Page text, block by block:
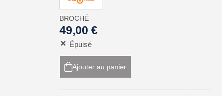
BROCHÉ
49,00 €
Épuisé
Ajouter au panier